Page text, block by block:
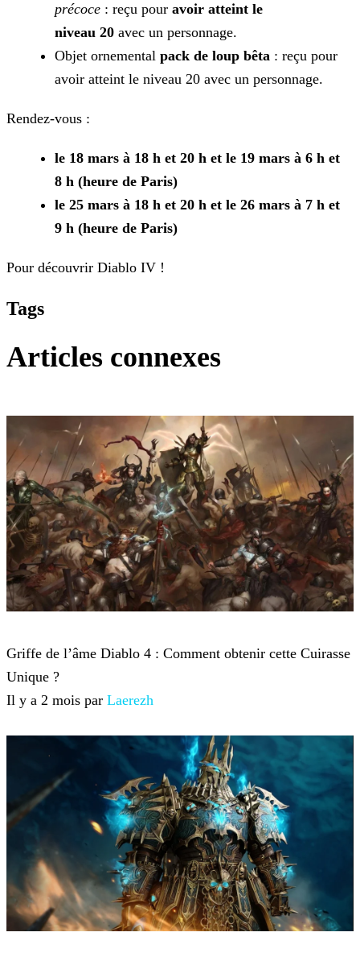
précoce : reçu pour avoir atteint le
niveau 20 avec un personnage.
Objet ornemental pack de loup bêta : reçu pour
avoir atteint le niveau 20 avec un personnage.
Rendez-vous :
le 18 mars à 18 h et 20 h et le 19 mars à 6 h et
8 h (heure de Paris)
le 25 mars à 18 h et 20 h et le 26 mars à 7 h et
9 h (heure de Paris)
Pour découvrir Diablo IV !
Tags
Articles connexes
Griffe de l’âme Diablo 4 : Comment obtenir cette Cuirasse
Unique ?
Il y a 2 mois par Laerezh